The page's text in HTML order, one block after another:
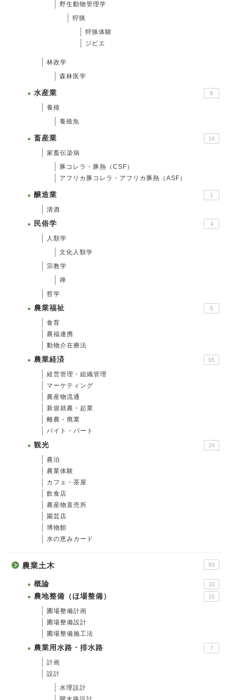
野生動物管理学
狩猟
狩猟体験
ジビエ
林政学
森林医学
水産業 8
養殖
養殖魚
畜産業 14
家畜伝染病
豚コレラ・豚熱（CSF）
アフリカ豚コレラ・アフリカ豚熱（ASF）
醸造業 1
清酒
民俗学 4
人類学
文化人類学
宗教学
禅
哲学
農業福祉 5
食育
農福連携
動物介在療法
農業経済 65
経営管理・組織管理
マーケティング
農産物流通
新規就農・起業
離農・廃業
バイト・パート
観光 24
農泊
農業体験
カフェ・茶屋
飲食店
農産物直売所
園芸店
博物館
水の恵みカード
農業土木 93
概論 10
農地整備（ほ場整備） 16
圃場整備計画
圃場整備設計
圃場整備施工法
農業用水路・排水路 7
計画
設計
水理設計